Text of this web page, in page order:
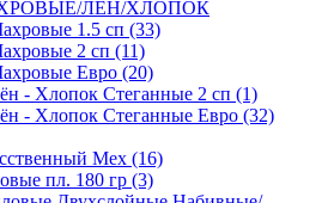
ЛЕН/ХЛОПОК
1.5 сп (33)
2 сп (11)
Евро (20)
- Хлопок Стеганные 2 сп (1)
- Хлопок Стеганные Евро (32)
Мех (16)
пл. 180 гр (3)